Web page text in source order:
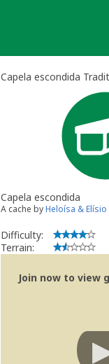
Capela escondida
Capela escondida
A cache byHeloísa & Elísio
Difficulty:
Terrain:
Join now to view